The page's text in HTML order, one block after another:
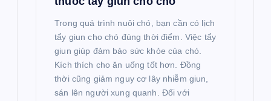
Trong quá trình nuôi chó, bạn cần có lịch
tẩy giun cho chó đúng thời điểm. Việc tẩy
giun giúp đảm bảo sức khỏe của chó.
Kích thích cho ăn uống tốt hơn. Đồng
thời cũng giảm nguy cơ lây nhiễm giun,
sán lên người xung quanh. Đối với